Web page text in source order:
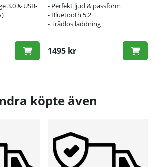
3.0 & USB-
- Perfekt ljud & passform
- Bluetooth 5.2
- Trådlös laddning
1495 kr
köpte även